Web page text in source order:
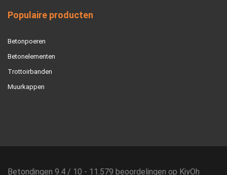
Populaire producten
Betonpoeren
Betonelementen
Trottoirbanden
Muurkappen
Betondingen 9.4 / 10 - 11.579 beoordelingen op KiyOh